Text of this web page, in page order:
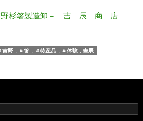
野杉箸製造卸－ 吉 辰 商 店
吉野，＃箸，＃特産品，＃体験，吉辰